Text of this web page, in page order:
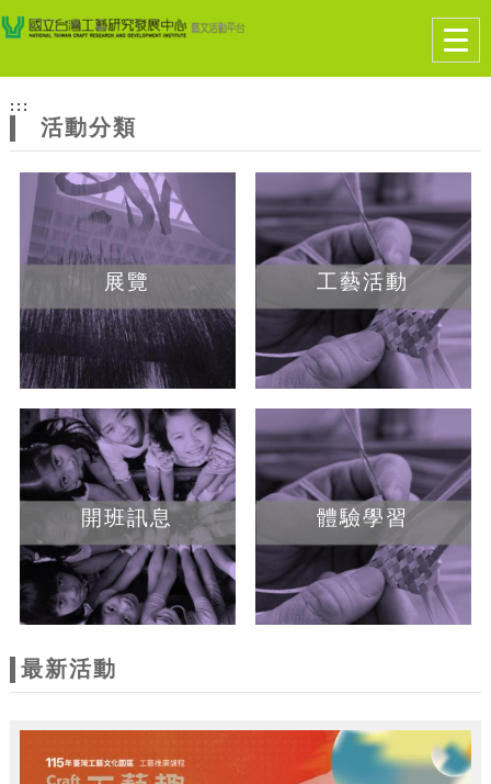
網
站
主
題
跳到主要內容
網站導覽
:::
活動分類
展覽 工藝活動
開班訊息 體驗學習
最新活動